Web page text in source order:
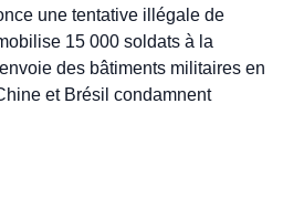
une tentative illégale de
15 000 soldats à la
des bâtiments militaires en
et Brésil condamnent